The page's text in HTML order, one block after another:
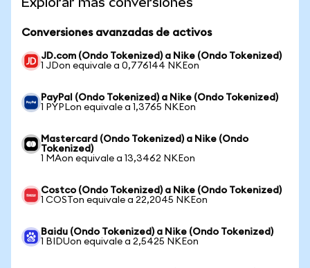
Conversiones avanzadas de activos
JD.com (Ondo Tokenized) a Nike (Ondo Tokenized)
1 JDon equivale a 0,776144 NKEon
PayPal (Ondo Tokenized) a Nike (Ondo Tokenized)
1 PYPLon equivale a 1,3765 NKEon
Mastercard (Ondo Tokenized) a Nike (Ondo
Tokenized)
1 MAon equivale a 13,3462 NKEon
Costco (Ondo Tokenized) a Nike (Ondo Tokenized)
1 COSTon equivale a 22,2045 NKEon
Baidu (Ondo Tokenized) a Nike (Ondo Tokenized)
1 BIDUon equivale a 2,5425 NKEon